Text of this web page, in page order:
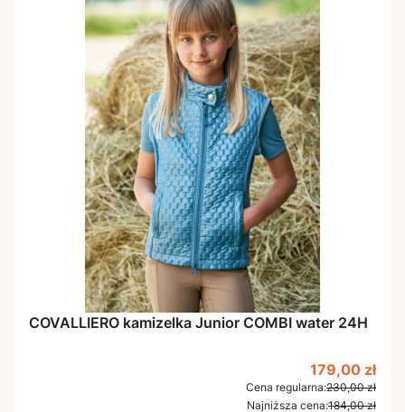
COVALLIERO kamizelka Junior COMBI water 24H
Cena
179,00 zł
Cena regularna:230,00 zł
Najniższa cena:184,00 zł